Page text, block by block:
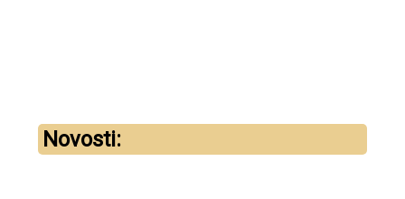
Novosti: